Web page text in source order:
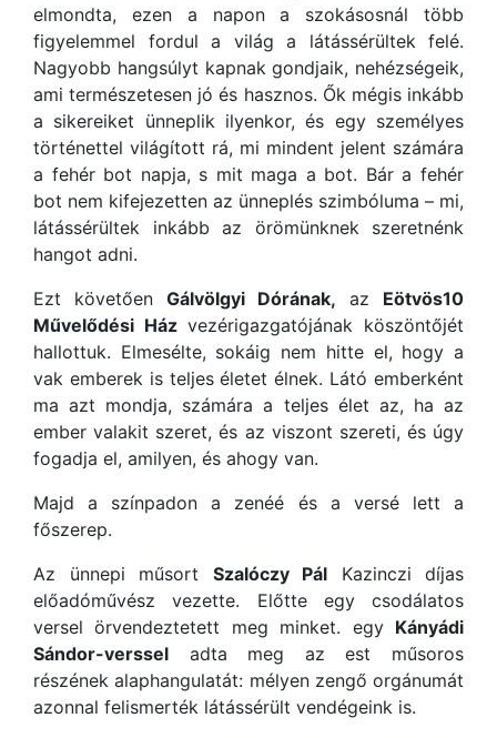
elmondta, ezen a napon a szokásosnál több
figyelemmel fordul a világ a látássérültek felé.
Nagyobb hangsúlyt kapnak gondjaik, nehézségeik,
ami természetesen jó és hasznos. Ők mégis inkább
a sikereiket ünneplik ilyenkor, és egy személyes
történettel világított rá, mi mindent jelent számára
a fehér bot napja, s mit maga a bot. Bár a fehér
bot nem kifejezetten az ünneplés szimbóluma – mi,
látássérültek inkább az örömünknek szeretnénk
hangot adni.
Ezt követően Gálvölgyi Dórának, az Eötvös10
Művelődési Házvezérigazgatójának köszöntőjét
hallottuk. Elmesélte, sokáig nem hitte el, hogy a
vak emberek is teljes életet élnek. Látó emberként
ma azt mondja, számára a teljes élet az, ha az
ember valakit szeret, és az viszont szereti, és úgy
fogadja el, amilyen, és ahogy van.
Majd a színpadon a zenéé és a versé lett a
főszerep.
Az ünnepi műsort Szalóczy Pál Kazinczi díjas
előadóművész vezette. Előtte egy csodálatos
versel örvendeztetett meg minket. egy Kányádi
Sándor-verssel adta meg az est műsoros
részének alaphangulatát: mélyen zengő orgánumát
azonnal felismerték látássérült vendégeink is.